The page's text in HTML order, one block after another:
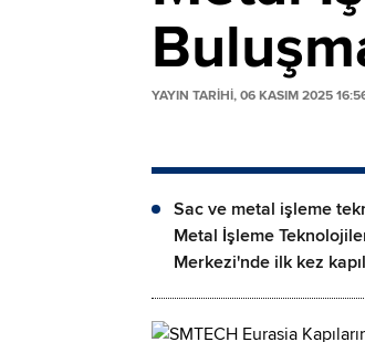
YAYIN TARİHİ, 06 KASIM 2025
Sac ve metal işleme
Metal İşleme
Merkezi'nde ilk kez